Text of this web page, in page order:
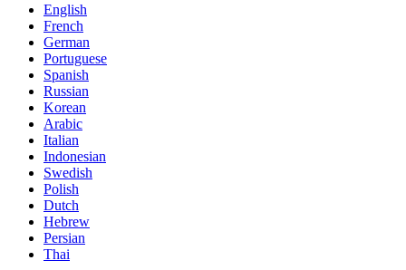
English
French
German
Portuguese
Spanish
Russian
Korean
Arabic
Italian
Indonesian
Swedish
Polish
Dutch
Hebrew
Persian
Thai